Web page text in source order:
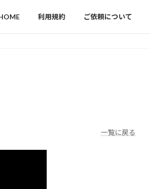
利用規約 ご依頼について
一覧に戻る